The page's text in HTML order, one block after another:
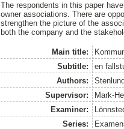
The respondents in this paper
owner associations. There are
strengthen the picture of the
both the company and the
Main title:
Subtitle:
en
Authors:
Supervisor:
Mark-
Examiner:
Series: